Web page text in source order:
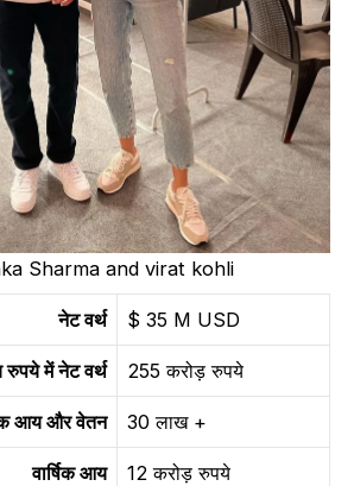
Sharma and virat kohli
नेट वर्थ $ 35 M USD
रुपये में नेट वर्थ 255 करोड़ रुपये
आय और वेतन 30 लाख +
वार्षिकआय 12 करोड़ रुपये